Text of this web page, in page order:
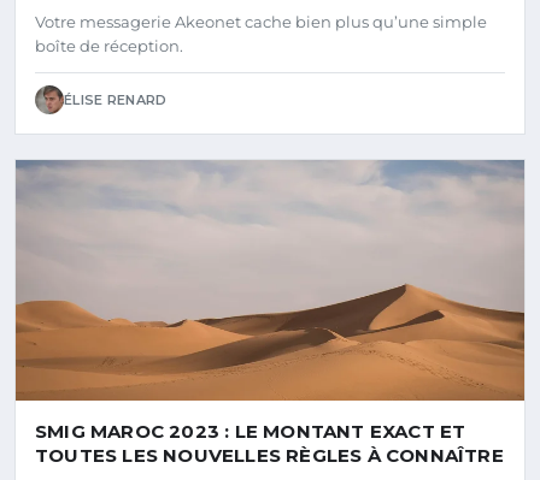
Votre messagerie Akeonet cache bien plus qu’une simple
boîte de réception.
ÉLISE RENARD
SMIG MAROC 2023 : LE MONTANT EXACT ET
TOUTES LES NOUVELLES RÈGLES À CONNAÎTRE